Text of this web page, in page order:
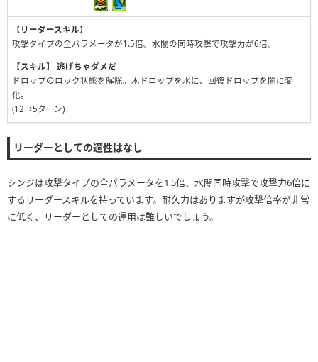
【リーダースキル】
攻撃タイプの全パラメータが1.5倍。水闇の同時攻撃で攻撃力が6倍。
【スキル】
逃げちゃダメだ
ドロップのロック状態を解除。木ドロップを水に、回復ドロップを闇に変
化。
(12→5ターン)
リーダーとしての適性はなし
シンジは攻撃タイプの全パラメータを1.5倍、水闇同時攻撃で攻撃力6倍に
するリーダースキルを持っています。耐久力はありますが攻撃倍率が非常
に低く、リーダーとしての運用は難しいでしょう。